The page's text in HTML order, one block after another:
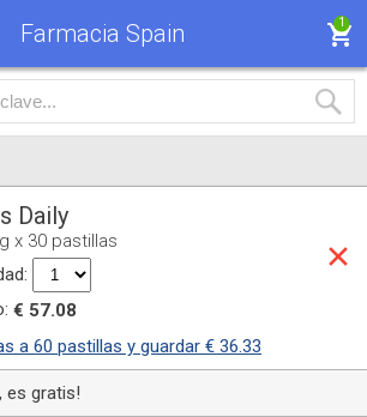
Farmacia Spain 1
Daily
x 30 pastillas
€ 57.08
a 60 pastillas y guardar € 36.33
es gratis!